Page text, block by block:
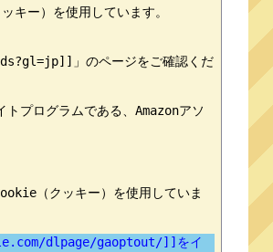
ー）を使用しています。
」のページをご確認くだ
プログラムである、Amazonアソ
（クッキー）を使用していま
dlpage/gaoptout/]]をイ